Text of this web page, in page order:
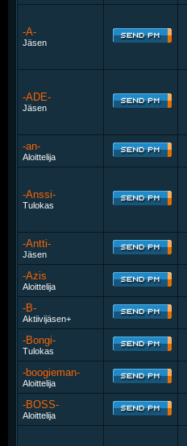
-A-
Jäsen
-ADE-
Jäsen
-an-
Aloittelija
-Anssi-
Tulokas
-Antti-
Jäsen
-Azis
Aloittelija
-B-
Aktiivijäsen+
-Bongi-
Tulokas
-boogieman-
Aloittelija
-BOSS-
Aloittelija